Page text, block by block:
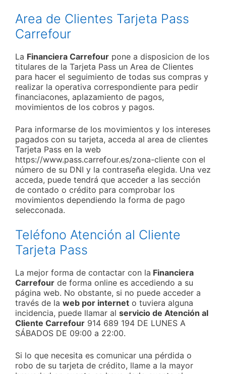
Area de Clientes Tarjeta Pass
Carrefour
La Financiera Carrefour pone a disposicion de los
titulares de la Tarjeta Pass un Area de Clientes
para hacer el seguimiento de todas sus compras y
realizar la operativa correspondiente para pedir
financiacones, aplazamiento de pagos,
movimientos de los cobros y pagos.
Para informarse de los movimientos y los intereses
pagados con su tarjeta, acceda al area de clientes
Tarjeta Pass en la web
https://www.pass.carrefour.es/zona-cliente con el
número de su DNI y la contraseña elegida. Una vez
acceda, puede tendrá que acceder a las sección
de contado o crédito para comprobar los
movimientos dependiendo la forma de pago
selecconada.
Teléfono Atención al Cliente
Tarjeta Pass
La mejor forma de contactar con la Financiera
Carrefour de forma online es accediendo a su
página web. No obstante, si no puede acceder a
través de la web por internet o tuviera alguna
incidencia, puede llamar al servicio de Atención al
Cliente Carrefour 914 689 194 DE LUNES A
SÁBADOS DE 09:00 a 22:00.
Si lo que necesita es comunicar una pérdida o
robo de su tarjeta de crédito, llame a la mayor